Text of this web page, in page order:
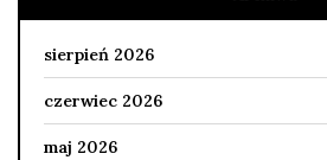
sierpień 2026
czerwiec 2026
maj 2026